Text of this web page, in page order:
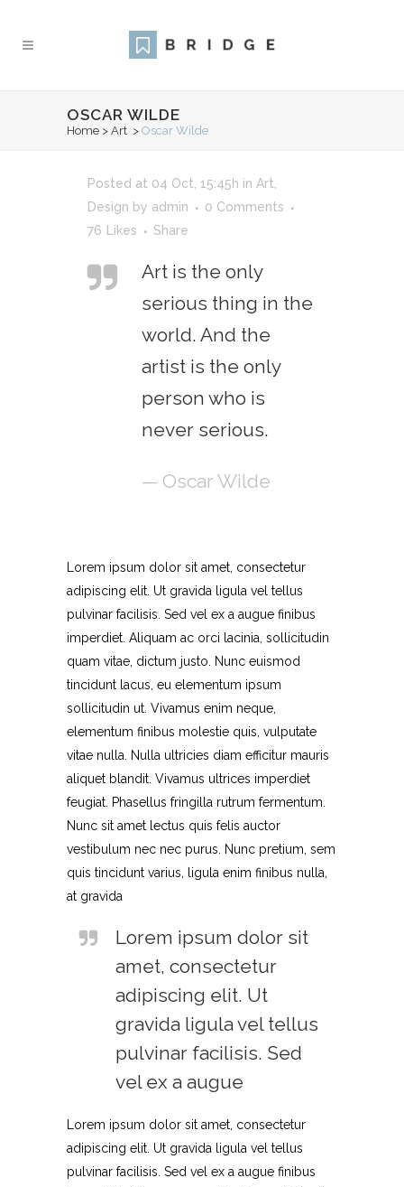
OSCAR WILDE
Home > Art > Oscar Wilde
Posted at 04 Oct, 15:45h in Art
Design by admin
0 Comments
76
Likes Share
Art is the only
serious thing in the
world. And the
artist is the only
person who is
never serious.
— Oscar Wilde
Lorem ipsum dolor sit amet, consectetur
adipiscing elit. Ut gravida ligula vel tellus
pulvinar facilisis. Sed vel ex a augue finibus
imperdiet. Aliquam ac orci lacinia, sollicitudin
quam vitae, dictum justo. Nunc euismod
tincidunt lacus, eu elementum ipsum
sollicitudin ut. Vivamus enim neque,
elementum finibus molestie quis, vulputate
vitae nulla. Nulla ultricies diam efficitur mauris
aliquet blandit. Vivamus ultrices imperdiet
feugiat. Phasellus fringilla rutrum fermentum.
Nunc sit amet lectus quis felis auctor
vestibulum nec nec purus. Nunc pretium, sem
quis tincidunt varius, ligula enim finibus nulla,
at gravida
Lorem ipsum dolor sit
amet, consectetur
adipiscing elit. Ut
gravida ligula vel tellus
pulvinar facilisis. Sed
vel ex a augue
Lorem ipsum dolor sit amet, consectetur
adipiscing elit. Ut gravida ligula vel tellus
pulvinar facilisis. Sed vel ex a augue finibus